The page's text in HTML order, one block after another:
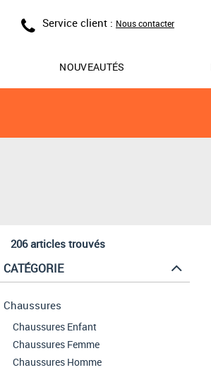
Service client : Nous contacter
NOUVEAUTÉS
206 articles trouvés
CATÉGORIE
Chaussures
Chaussures Enfant
Chaussures Femme
Chaussures Homme